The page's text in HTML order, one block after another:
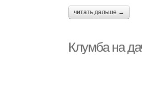
читать дальше →
Клумба на